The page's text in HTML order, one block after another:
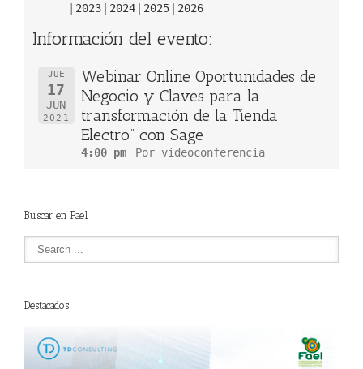
2023
2024 2025 2026
Información del evento:
JUE
17
JUN
2021
Webinar Online Oportunidades de
Negocio y Claves para la
transformación de la Tienda
Electro” con Sage
4:00 pm Por videoconferencia
Buscar en Fael
Destacados